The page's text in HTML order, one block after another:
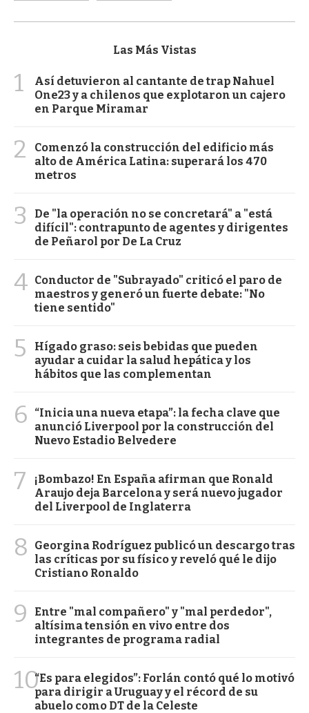
Las Más Vistas
1
Así detuvieron al cantante de trap Nahuel
One23 y a chilenos que explotaron un cajero
en Parque Miramar
2
Comenzó la construcción del edificio más
alto de América Latina: superará los 470
metros
3
De "la operación no se concretará" a "está
difícil": contrapunto de agentes y dirigentes
de Peñarol por De La Cruz
4 Conductor de "Subrayado" criticó el paro de
maestros y generó un fuerte debate: "No
tiene sentido"
5
Hígado graso: seis bebidas que pueden
ayudar a cuidar la salud hepática y los
hábitos que las complementan
6
“Inicia una nueva etapa”: la fecha clave que
anunció Liverpool por la construcción del
Nuevo Estadio Belvedere
7
¡Bombazo! En España afirman que Ronald
Araujo deja Barcelona y será nuevo jugador
del Liverpool de Inglaterra
8
Georgina Rodríguez publicó un descargo tras
las críticas por su físico y reveló qué le dijo
Cristiano Ronaldo
9
Entre "mal compañero" y "mal perdedor",
altísima tensión en vivo entre dos
integrantes de programa radial
10“Es para elegidos”: Forlán contó qué lo motivó
para dirigir a Uruguay y el récord de su
abuelo como DT de la Celeste